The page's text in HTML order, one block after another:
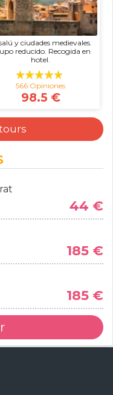
y ciudades medievales.
reducido. Recogida en
hotel.
566 Opiniones
98.5 €
44 €
185 €
185 €